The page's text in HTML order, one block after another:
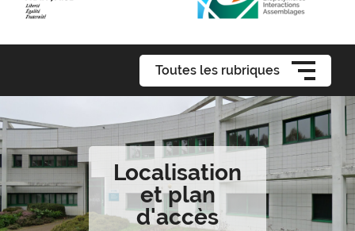
Toutes les rubriques
Localisation
et plan
d'accès